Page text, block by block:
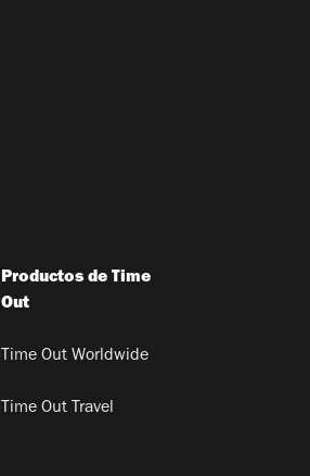
Productos de Time
Out
Time Out Worldwide
Time Out Travel